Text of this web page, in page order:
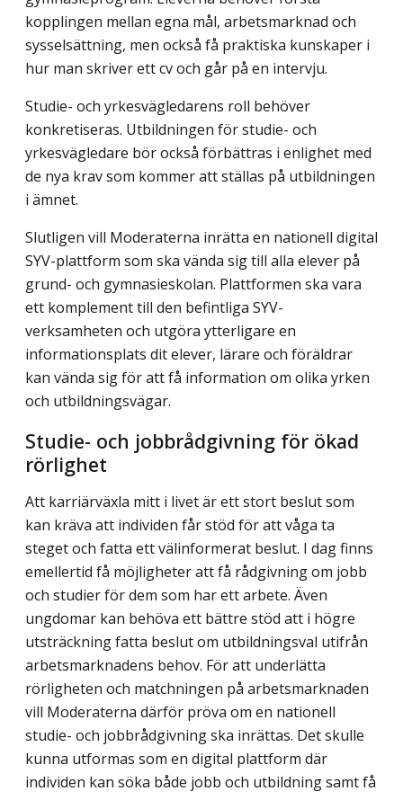
kopplingen mellan egna mål, arbetsmarknad och
sysselsättning, men också få praktiska kunskaper i
hur man skriver ett cv och går på en intervju.
Studie- och yrkesvägledarens roll behöver
konkretiseras. Utbildningen för studie- och
yrkesvägledare bör också förbättras i enlighet med
de nya krav som kommer att ställas på utbildningen
i ämnet.
Slutligen vill Moderaterna inrätta en nationell digital
SYV-plattform som ska vända sig till alla elever på
grund- och gymnasieskolan. Plattformen ska vara
ett komplement till den befintliga SYV-
verksamheten och utgöra ytterligare en
informationsplats dit elever, lärare och föräldrar
kan vända sig för att få information om olika yrken
och utbildningsvägar.
Studie- och jobbrådgivning för ökad
rörlighet
Att karriärväxla mitt i livet är ett stort beslut som
kan kräva att individen får stöd för att våga ta
steget och fatta ett välinformerat beslut. I dag finns
emellertid få möjligheter att få rådgivning om jobb
och studier för dem som har ett arbete. Även
ungdomar kan be­höva ett bättre stöd att i högre
utsträckning fatta beslut om utbildningsval utifrån
arbets­marknadens behov. För att underlätta
rörligheten och matchningen på arbetsmarknaden
vill Moderaterna därför pröva om en nationell
studie- och jobbrådgivning ska inrättas. Det skulle
kunna utformas som en digital plattform där
individen kan söka både jobb och utbildning samt få